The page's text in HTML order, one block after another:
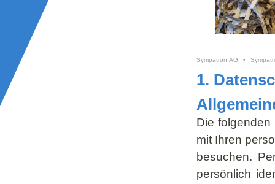
1.
Die
mit Ihren
besuchen.
persönlich
Sympatron AG •